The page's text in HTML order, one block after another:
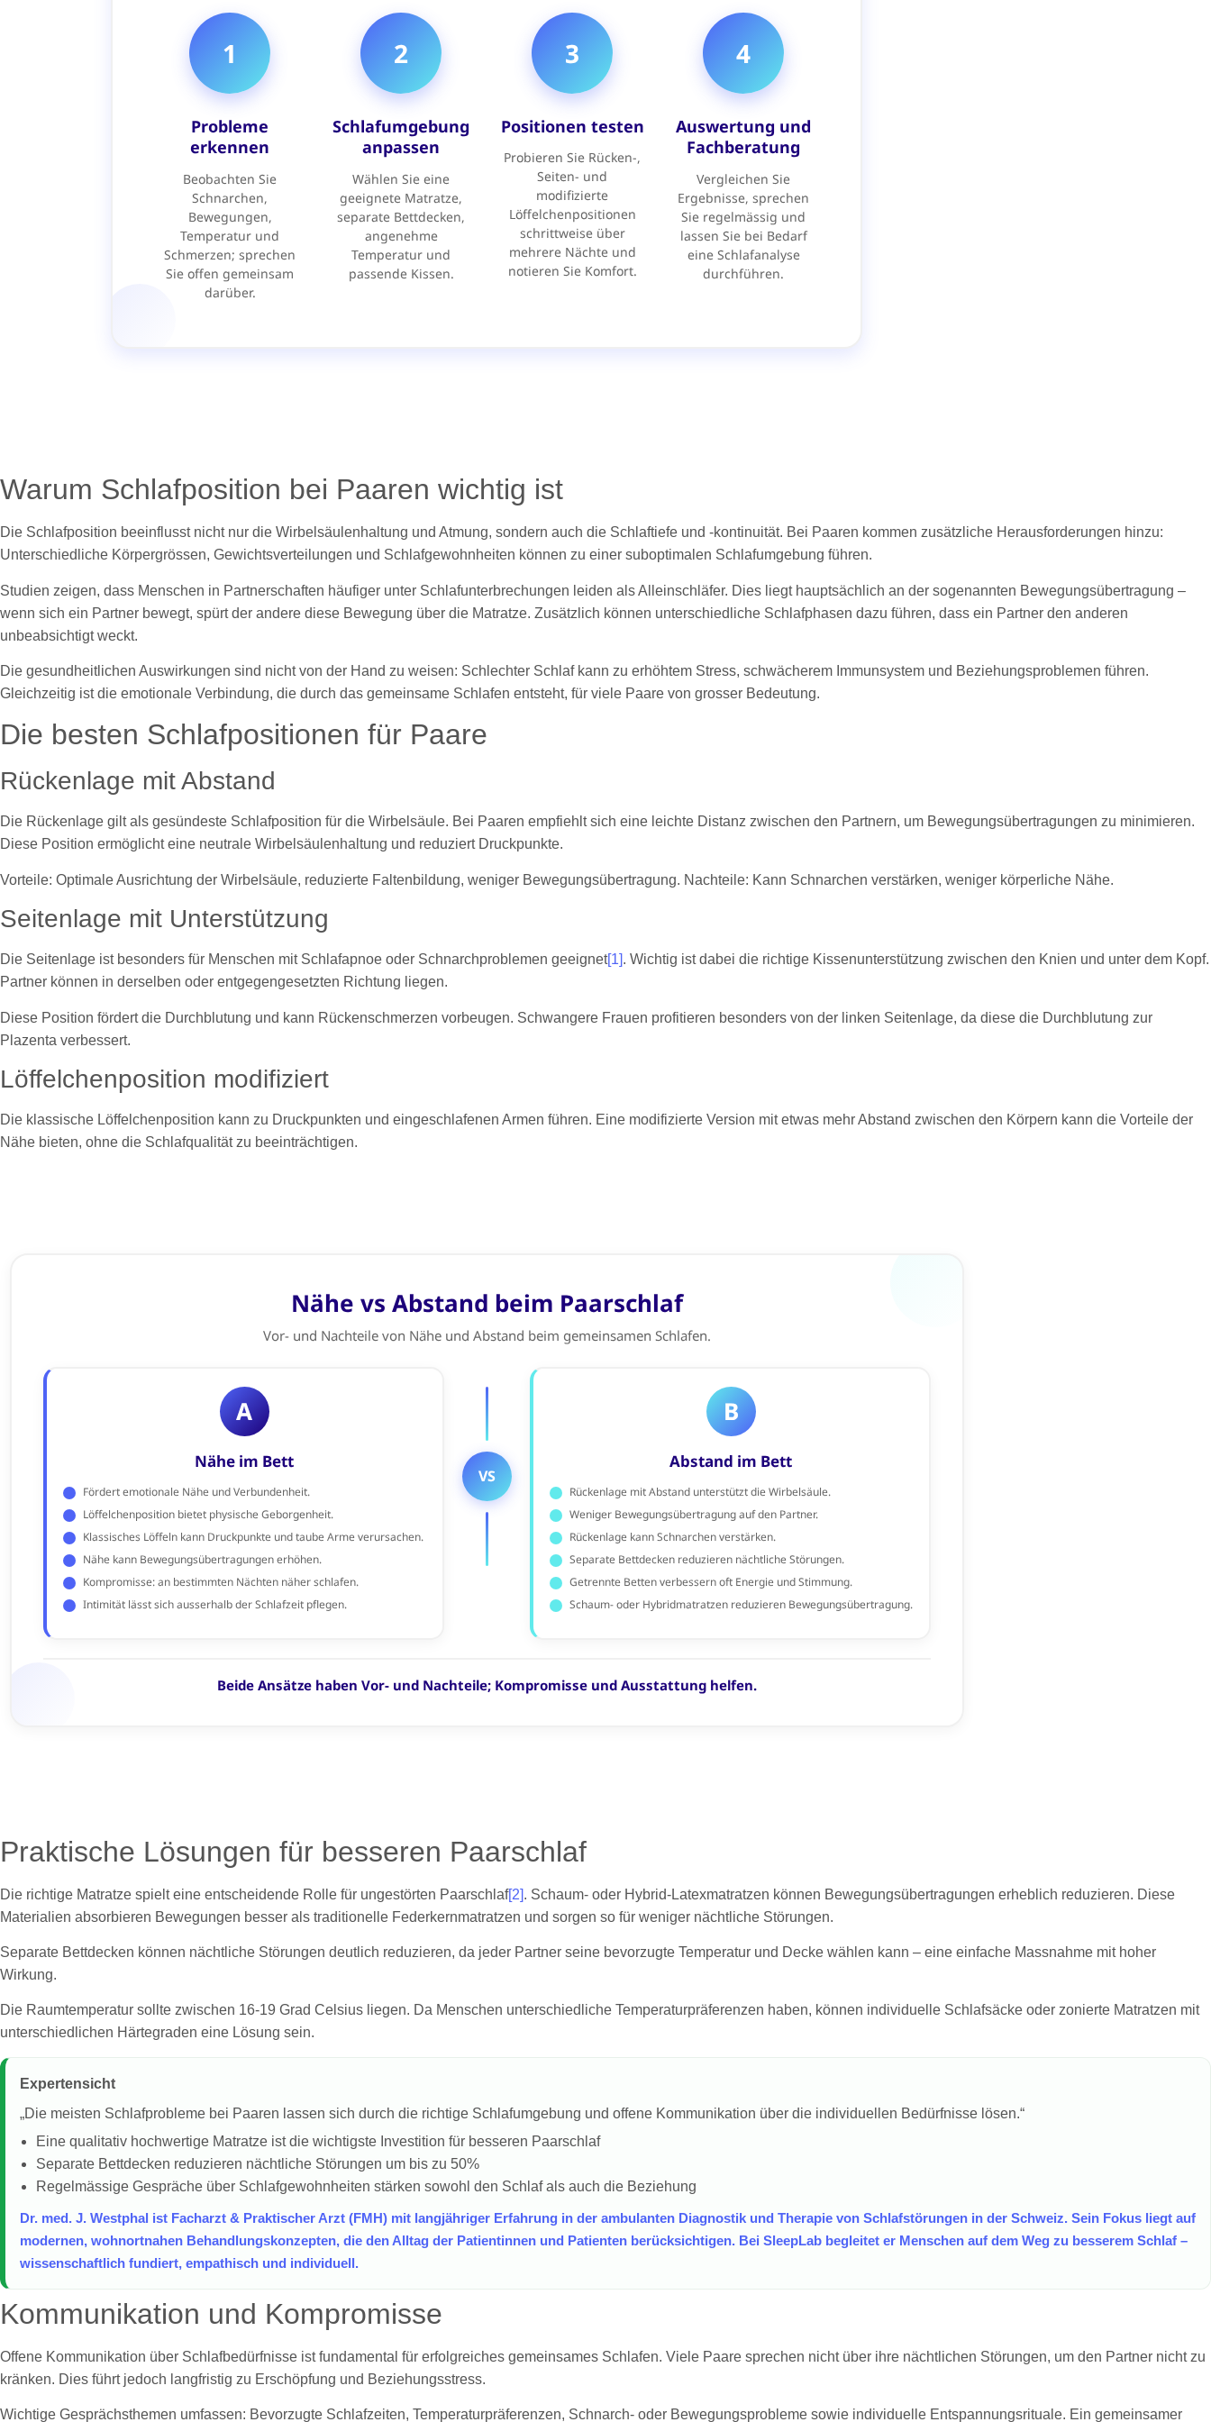
Warum Schlafposition bei Paaren wichtig ist
Die Schlafposition beeinflusst nicht nur die Wirbelsäulenhaltung und Atmung, sondern auch die Schlaftiefe und -kontinuität. Bei Paaren kommen zusätzliche Herausforderungen hinzu:
Unterschiedliche Körpergrössen, Gewichtsverteilungen und Schlafgewohnheiten können zu einer suboptimalen Schlafumgebung führen.
Studien zeigen, dass Menschen in Partnerschaften häufiger unter Schlafunterbrechungen leiden als Alleinschläfer. Dies liegt hauptsächlich an der sogenannten Bewegungsübertragung –
wenn sich ein Partner bewegt, spürt der andere diese Bewegung über die Matratze. Zusätzlich können unterschiedliche Schlafphasen dazu führen, dass ein Partner den anderen
unbeabsichtigt weckt.
Die gesundheitlichen Auswirkungen sind nicht von der Hand zu weisen: Schlechter Schlaf kann zu erhöhtem Stress, schwächerem Immunsystem und Beziehungsproblemen führen.
Gleichzeitig ist die emotionale Verbindung, die durch das gemeinsame Schlafen entsteht, für viele Paare von grosser Bedeutung.
Die besten Schlafpositionen für Paare
Rückenlage mit Abstand
Die Rückenlage gilt als gesündeste Schlafposition für die Wirbelsäule. Bei Paaren empfiehlt sich eine leichte Distanz zwischen den Partnern, um Bewegungsübertragungen zu minimieren.
Diese Position ermöglicht eine neutrale Wirbelsäulenhaltung und reduziert Druckpunkte.
Vorteile: Optimale Ausrichtung der Wirbelsäule, reduzierte Faltenbildung, weniger Bewegungsübertragung. Nachteile: Kann Schnarchen verstärken, weniger körperliche Nähe.
Seitenlage mit Unterstützung
Die Seitenlage ist besonders für Menschen mit Schlafapnoe oder Schnarchproblemen geeignet[1]. Wichtig ist dabei die richtige Kissenunterstützung zwischen den Knien und unter dem Kopf.
Partner können in derselben oder entgegengesetzten Richtung liegen.
Diese Position fördert die Durchblutung und kann Rückenschmerzen vorbeugen. Schwangere Frauen profitieren besonders von der linken Seitenlage, da diese die Durchblutung zur
Plazenta verbessert.
Löffelchenposition modifiziert
Die klassische Löffelchenposition kann zu Druckpunkten und eingeschlafenen Armen führen. Eine modifizierte Version mit etwas mehr Abstand zwischen den Körpern kann die Vorteile der
Nähe bieten, ohne die Schlafqualität zu beeinträchtigen.
Praktische Lösungen für besseren Paarschlaf
Die richtige Matratze spielt eine entscheidende Rolle für ungestörten Paarschlaf[2]. Schaum- oder Hybrid-Latexmatratzen können Bewegungsübertragungen erheblich reduzieren. Diese
Materialien absorbieren Bewegungen besser als traditionelle Federkernmatratzen und sorgen so für weniger nächtliche Störungen.
Separate Bettdecken können nächtliche Störungen deutlich reduzieren, da jeder Partner seine bevorzugte Temperatur und Decke wählen kann – eine einfache Massnahme mit hoher
Wirkung.
Die Raumtemperatur sollte zwischen 16-19 Grad Celsius liegen. Da Menschen unterschiedliche Temperaturpräferenzen haben, können individuelle Schlafsäcke oder zonierte Matratzen mit
unterschiedlichen Härtegraden eine Lösung sein.
Expertensicht
„Die meisten Schlafprobleme bei Paaren lassen sich durch die richtige Schlafumgebung und offene Kommunikation über die individuellen Bedürfnisse lösen.“
Eine qualitativ hochwertige Matratze ist die wichtigste Investition für besseren Paarschlaf
Separate Bettdecken reduzieren nächtliche Störungen um bis zu 50%
Regelmässige Gespräche über Schlafgewohnheiten stärken sowohl den Schlaf als auch die Beziehung
Dr. med. J. Westphal ist Facharzt & Praktischer Arzt (FMH) mit langjähriger Erfahrung in der ambulanten Diagnostik und Therapie von Schlafstörungen in der Schweiz. Sein Fokus liegt auf
modernen, wohnortnahen Behandlungskonzepten, die den Alltag der Patientinnen und Patienten berücksichtigen. Bei SleepLab begleitet er Menschen auf dem Weg zu besserem Schlaf –
wissenschaftlich fundiert, empathisch und individuell.
Kommunikation und Kompromisse
Offene Kommunikation über Schlafbedürfnisse ist fundamental für erfolgreiches gemeinsames Schlafen. Viele Paare sprechen nicht über ihre nächtlichen Störungen, um den Partner nicht zu
kränken. Dies führt jedoch langfristig zu Erschöpfung und Beziehungsstress.
Wichtige Gesprächsthemen umfassen: Bevorzugte Schlafzeiten, Temperaturpräferenzen, Schnarch- oder Bewegungsprobleme sowie individuelle Entspannungsrituale. Ein gemeinsamer